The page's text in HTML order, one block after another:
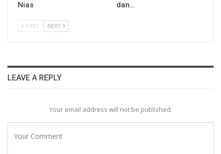
Nias
dan…
PREV NEXT
LEAVE A REPLY
Your email address will not be published.